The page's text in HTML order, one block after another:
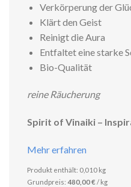
Verkörperung der
Klärt den Geist
Reinigt die Aura
Entfaltet eine starke
Bio-Qualität
reine Räucherung
Spirit of Vinaiki –
Mehr erfahren
Produkt enthält: 0,010 kg
Grundpreis: 480,00€/ kg